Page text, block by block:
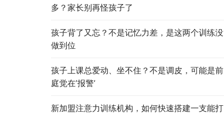
多？家长别再怪孩子了
孩子背了又忘？不是记忆力差，是这两个训练没
做到位
孩子上课总爱动、坐不住？不是调皮，可能是前
庭觉在’报警’
新加盟注意力训练机构，如何快速搭建一支能打